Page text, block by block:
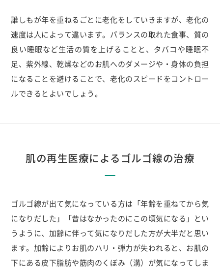
誰しもが年を重ねるごとに老化をしていきますが、老化の
速度は人によって違います。バランスの取れた食事、質の
良い睡眠など生活の質を上げることと、タバコや睡眠不
足、紫外線、乾燥などのお肌へのダメージや・身体の負担
になることを避けることで、老化のスピードをコントロー
ルできるとよいでしょう。
肌の再生医療によるゴルゴ線の治療
ゴルゴ線が出て気になっている方は「年齢を重ねてから気
になりだした」「昔はなかったのにこの頃気になる」とい
うように、加齢に伴って気になりだした方が大半だと思い
ます。加齢によりお肌のハリ・弾力が失われると、お肌の
下にある皮下脂肪や筋肉のくぼみ（溝）が気になってしま